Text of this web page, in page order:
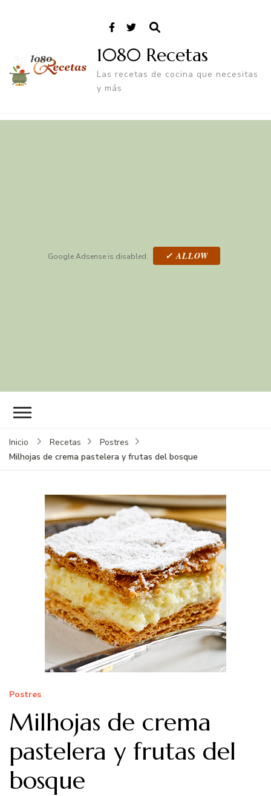
1080 Recetas
Las recetas de cocina que necesitas
y más
Google Adsense is disabled. ✓ ALLOW
Inicio Recetas
Postres
Milhojas de crema pastelera y frutas del bosque
Postres
Milhojas de crema
pastelera y frutas del
bosque